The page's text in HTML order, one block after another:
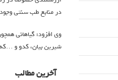
در منابع طب سنتی
وی افزود: گیاهانی
شیرین بیان، کدو و
آخرین مطالب